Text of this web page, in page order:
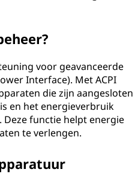
voor geavanceerde
Interface). Met ACPI
die zijn aangesloten
en het energieverbruik
functie helpt energie
te verlengen.